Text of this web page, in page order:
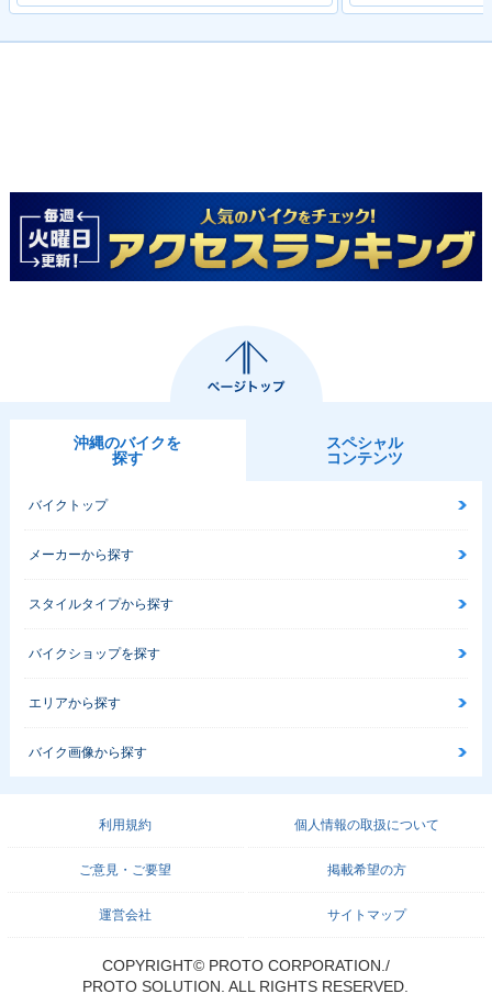
沖縄のバイクを
探す
スペシャル
コンテンツ
バイクトップ
メーカーから探す
スタイルタイプから探す
バイクショップを探す
エリアから探す
バイク画像から探す
利用規約 個人情報の取扱について
ご意見・ご要望 掲載希望の方
運営会社 サイトマップ
COPYRIGHT© PROTO CORPORATION./
PROTO SOLUTION. ALL RIGHTS RESERVED.